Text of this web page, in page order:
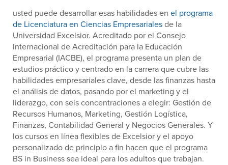
usted puede desarrollar esas habilidades en el programa
de Licenciatura en Ciencias Empresarialesde la
Universidad Excelsior. Acreditado por el Consejo
Internacional de Acreditación para la Educación
Empresarial (IACBE), el programa presenta un plan de
estudios práctico y centrado en la carrera que cubre las
habilidades empresariales clave, desde las finanzas hasta
el análisis de datos, pasando por el marketing y el
liderazgo, con seis concentraciones a elegir: Gestión de
Recursos Humanos, Marketing, Gestión Logística,
Finanzas, Contabilidad General y Negocios Generales. Y
los cursos en línea flexibles de Excelsior y el apoyo
personalizado de principio a fin hacen que el programa
BS in Business sea ideal para los adultos que trabajan.